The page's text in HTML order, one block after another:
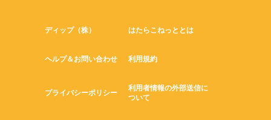
ディップ（株） はたらこねっととは
ヘルプ＆お問い合わせ 利用規約
プライバシーポリシー
利用者情報の外部送信に
ついて